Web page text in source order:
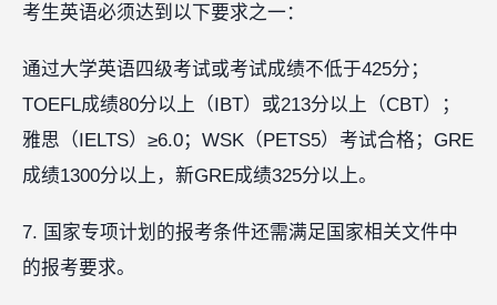
考生英语必须达到以下要求之一：
通过大学英语四级考试或考试成绩不低于425分；
TOEFL成绩80分以上（IBT）或213分以上（CBT）；
雅思（IELTS）≥6.0；WSK（PETS5）考试合格；GRE
成绩1300分以上，新GRE成绩325分以上。
7. 国家专项计划的报考条件还需满足国家相关文件中
的报考要求。